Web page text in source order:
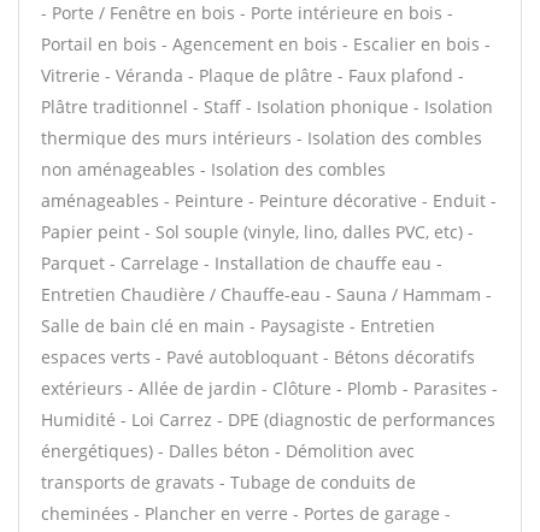
- Porte / Fenêtre en bois - Porte intérieure en bois -
Portail en bois - Agencement en bois - Escalier en bois -
Vitrerie - Véranda - Plaque de plâtre - Faux plafond -
Plâtre traditionnel - Staff - Isolation phonique - Isolation
thermique des murs intérieurs - Isolation des combles
non aménageables - Isolation des combles
aménageables - Peinture - Peinture décorative - Enduit -
Papier peint - Sol souple (vinyle, lino, dalles PVC, etc) -
Parquet - Carrelage - Installation de chauffe eau -
Entretien Chaudière / Chauffe-eau - Sauna / Hammam -
Salle de bain clé en main - Paysagiste - Entretien
espaces verts - Pavé autobloquant - Bétons décoratifs
extérieurs - Allée de jardin - Clôture - Plomb - Parasites -
Humidité - Loi Carrez - DPE (diagnostic de performances
énergétiques) - Dalles béton - Démolition avec
transports de gravats - Tubage de conduits de
cheminées - Plancher en verre - Portes de garage -